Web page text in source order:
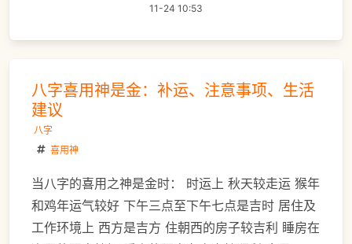
11-24 10:53
八字喜用神是金：补运、注意事项、生活
建议
八字
喜用神
当八字的喜用之神是金时： 时运上 秋天较走运 猴年
和鸡年运气较好 下午三点至下午七点是吉时 居住及
工作环境上 西方是吉方 住朝西的房子较吉利 睡房在